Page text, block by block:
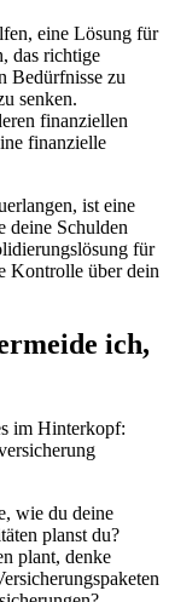
eine Lösung für
das richtige
Bedürfnisse zu
senken.
finanziellen
finanzielle
ist eine
deine Schulden
für
Kontrolle über dein
ich,
im Hinterkopf:
wie du deine
planst du?
plant, denke